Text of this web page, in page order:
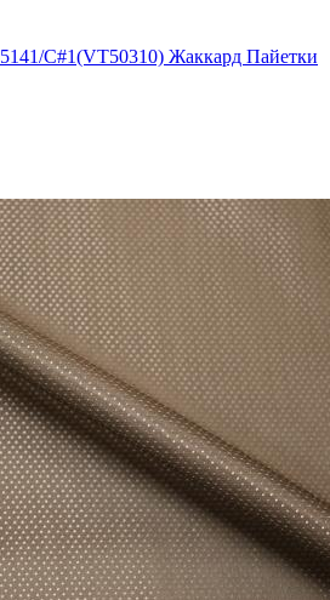
C#1(VT50310) Жаккард Пайетки